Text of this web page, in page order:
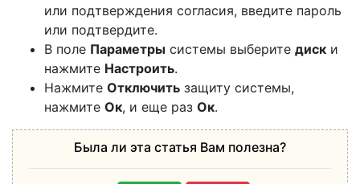
или подтверждения согласия, введите пароль
или подтвердите.
В поле Параметры системы выберите диск и
нажмите Настроить.
Нажмите Отключить защиту системы,
нажмите Ок, и еще раз Ок.
Была ли эта статья Вам полезна?